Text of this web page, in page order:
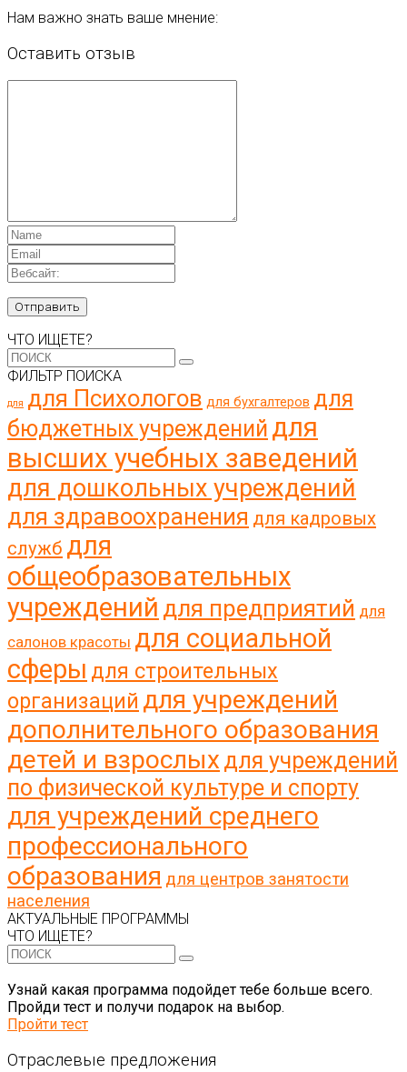
Нам важно знать ваше мнение:
Оставить отзыв
ЧТО ИЩЕТЕ?
ФИЛЬТР ПОИСКА
для для Психологов для бухгалтеров для
бюджетных учреждений для
высших учебных заведений
для дошкольных учреждений
для здравоохранения для кадровых
служб для
общеобразовательных
учреждений для предприятий для
салонов красоты для социальной
сферы для строительных
организаций для учреждений
дополнительного образования
детей и взрослых для учреждений
по физической культуре и спорту
для учреждений среднего
профессионального
образования для центров занятости
населения
АКТУАЛЬНЫЕ ПРОГРАММЫ
ЧТО ИЩЕТЕ?
Узнай какая программа подойдет тебе больше всего.
Пройди тест и получи подарок на выбор.
Пройти тест
Отраслевые предложения